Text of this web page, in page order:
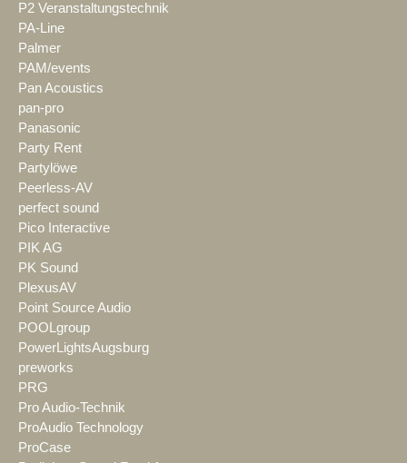
P2 Veranstaltungstechnik
PA-Line
Palmer
PAM/events
Pan Acoustics
pan-pro
Panasonic
Party Rent
Partylöwe
Peerless-AV
perfect sound
Pico Interactive
PIK AG
PK Sound
PlexusAV
Point Source Audio
POOLgroup
PowerLightsAugsburg
preworks
PRG
Pro Audio-Technik
ProAudio Technology
ProCase